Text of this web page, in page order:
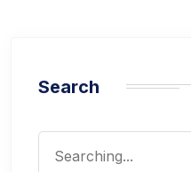
Search
for: